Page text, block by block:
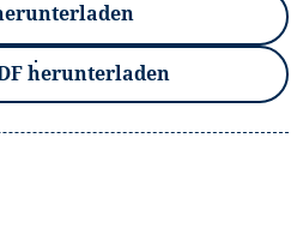
herunterladen
Tab)Tab)
in neuem Tab)